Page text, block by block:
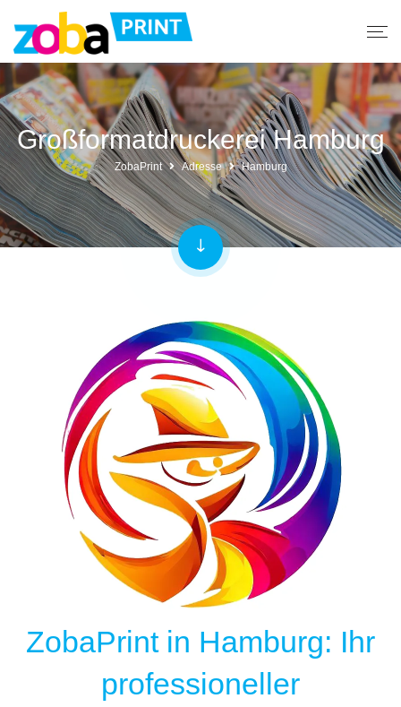
Großformatdruckerei Hamburg
ZobaPrint Adresse Hamburg
ZobaPrint in Hamburg: Ihr
professioneller